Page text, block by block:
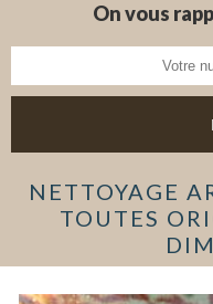
On vous
NETTOYAGE
TOUTES